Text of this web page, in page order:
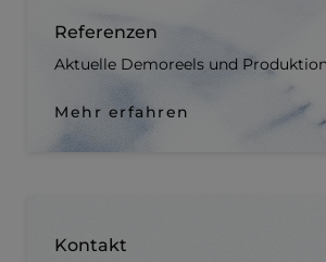
Referenzen
Aktuelle Demoreels und
Mehr erfahren
Kontakt